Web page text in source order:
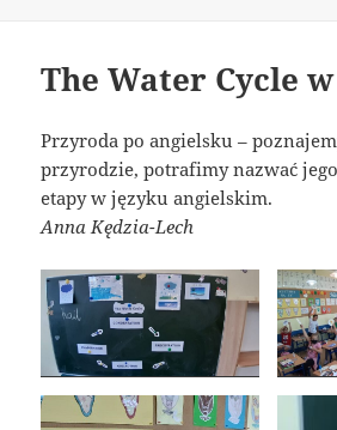
The Water Cycle
Przyroda po angielsku –
przyrodzie, potrafimy nazwać
etapy w języku angielskim.
Anna Kędzia-Lech